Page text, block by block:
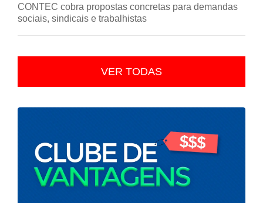
CONTEC cobra propostas concretas para demandas
sociais, sindicais e trabalhistas
VER TODAS